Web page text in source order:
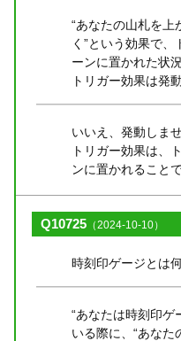
“あなたの山札を上
く”という効果で
ーンに置かれた状
トリガー効果は発
いいえ、発動しませ
トリガー効果は、
ンに置かれること
Q10725 （2024-10-10）
時刻印ゲージとは
“あなたは時刻印ゲ
いる際に、“あな